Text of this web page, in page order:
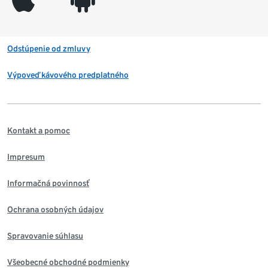
Odstúpenie od zmluvy
Výpoveď kávového predplatného
Kontakt a pomoc
Impresum
Informačná povinnosť
Ochrana osobných údajov
Spravovanie súhlasu
Všeobecné obchodné podmienky